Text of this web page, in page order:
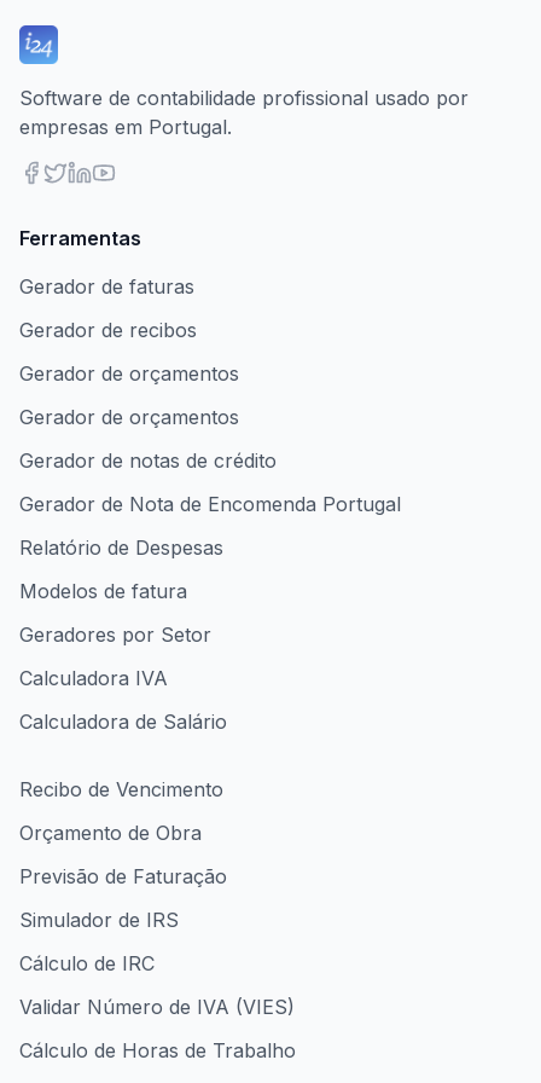
Software de contabilidade profissional usado por
empresas em Portugal.
Ferramentas
Gerador de faturas
Gerador de recibos
Gerador de orçamentos
Gerador de orçamentos
Gerador de notas de crédito
Gerador de Nota de Encomenda Portugal
Relatório de Despesas
Modelos de fatura
Geradores por Setor
Calculadora IVA
Calculadora de Salário
Recibo de Vencimento
Orçamento de Obra
Previsão de Faturação
Simulador de IRS
Cálculo de IRC
Validar Número de IVA (VIES)
Cálculo de Horas de Trabalho